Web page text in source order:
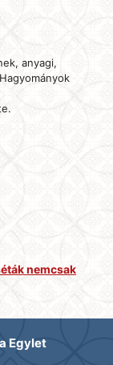
anyagi,
nemcsak
Egylet